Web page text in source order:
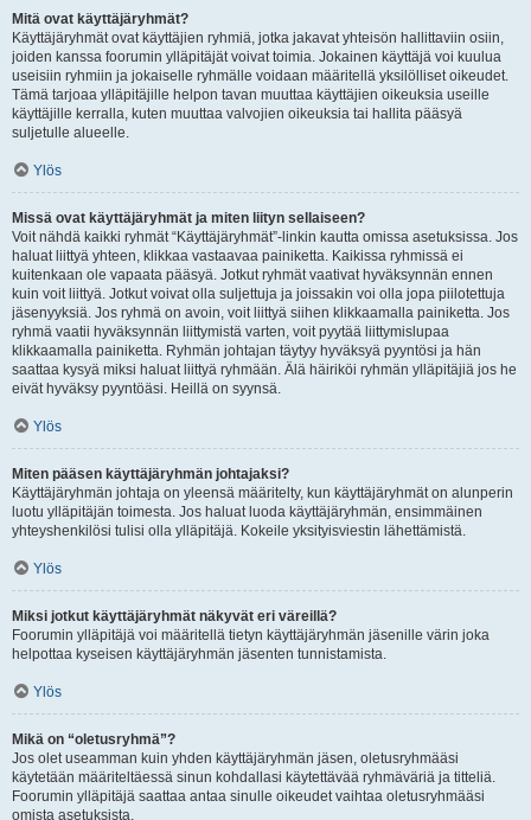
Mitä ovat käyttäjäryhmät?
Käyttäjäryhmät ovat käyttäjien ryhmiä, jotka jakavat yhteisön hallittaviin osiin,
joiden kanssa foorumin ylläpitäjät voivat toimia. Jokainen käyttäjä voi kuulua
useisiin ryhmiin ja jokaiselle ryhmälle voidaan määritellä yksilölliset oikeudet.
Tämä tarjoaa ylläpitäjille helpon tavan muuttaa käyttäjien oikeuksia useille
käyttäjille kerralla, kuten muuttaa valvojien oikeuksia tai hallita pääsyä
suljetulle alueelle.
Ylös
Missä ovat käyttäjäryhmät ja miten liityn sellaiseen?
Voit nähdä kaikki ryhmät “Käyttäjäryhmät”-linkin kautta omissa asetuksissa. Jos
haluat liittyä yhteen, klikkaa vastaavaa painiketta. Kaikissa ryhmissä ei
kuitenkaan ole vapaata pääsyä. Jotkut ryhmät vaativat hyväksynnän ennen
kuin voit liittyä. Jotkut voivat olla suljettuja ja joissakin voi olla jopa piilotettuja
jäsenyyksiä. Jos ryhmä on avoin, voit liittyä siihen klikkaamalla painiketta. Jos
ryhmä vaatii hyväksynnän liittymistä varten, voit pyytää liittymislupaa
klikkaamalla painiketta. Ryhmän johtajan täytyy hyväksyä pyyntösi ja hän
saattaa kysyä miksi haluat liittyä ryhmään. Älä häiriköi ryhmän ylläpitäjiä jos he
eivät hyväksy pyyntöäsi. Heillä on syynsä.
Ylös
Miten pääsen käyttäjäryhmän johtajaksi?
Käyttäjäryhmän johtaja on yleensä määritelty, kun käyttäjäryhmät on alunperin
luotu ylläpitäjän toimesta. Jos haluat luoda käyttäjäryhmän, ensimmäinen
yhteyshenkilösi tulisi olla ylläpitäjä. Kokeile yksityisviestin lähettämistä.
Ylös
Miksi jotkut käyttäjäryhmät näkyvät eri väreillä?
Foorumin ylläpitäjä voi määritellä tietyn käyttäjäryhmän jäsenille värin joka
helpottaa kyseisen käyttäjäryhmän jäsenten tunnistamista.
Ylös
Mikä on “oletusryhmä”?
Jos olet useamman kuin yhden käyttäjäryhmän jäsen, oletusryhmääsi
käytetään määriteltäessä sinun kohdallasi käytettävää ryhmäväriä ja titteliä.
Foorumin ylläpitäjä saattaa antaa sinulle oikeudet vaihtaa oletusryhmääsi
omista asetuksista.